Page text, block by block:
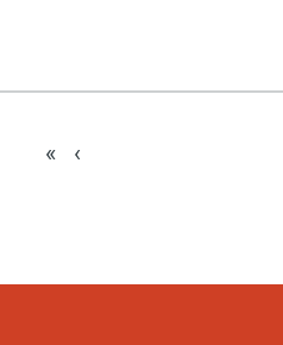
« ‹